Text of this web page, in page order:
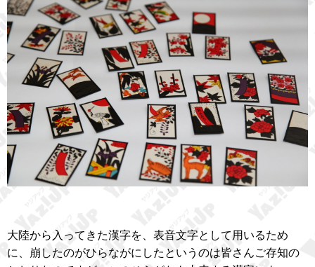
大陸から入ってきた漢字を、表音文字として用いるため
に、崩したのがひらながにしたというのは皆さんご存知の